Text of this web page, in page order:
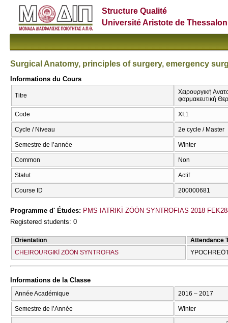
Structure Qualité
Université Aristote de
Surgical Anatomy, principles of surgery, emergency
Informations du Cours
Titre
Χειρουργική
φαρμακευτική
Code XI.1
Cycle / Niveau 2e cycle / Master
Semestre de l’année Winter
Common Non
Statut Actif
Course ID 200000681
Programme d' Études: PMS IATRIKĪ ZŌŌN SYNTROFIAS 2018
Registered students: 0
Orientation
Attendance
CΗEIROURGIKĪ ZŌŌN SYNTROFIAS
Informations de la Classe
Année Académique 2016 – 2017
Semestre de l’Année Winter